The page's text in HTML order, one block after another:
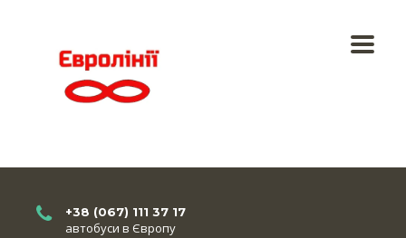
+38 (067) 111 37 17
автобуси в Європу